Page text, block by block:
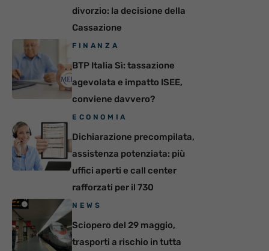
divorzio: la decisione della
Cassazione
FINANZA
BTP Italia Sì: tassazione
agevolata e impatto ISEE,
conviene davvero?
ECONOMIA
Dichiarazione precompilata,
assistenza potenziata: più
uffici aperti e call center
rafforzati per il 730
NEWS
Sciopero del 29 maggio,
trasporti a rischio in tutta